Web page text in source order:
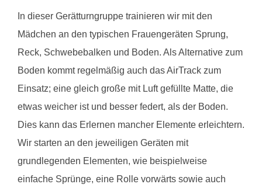
In dieser Gerätturngruppe trainieren wir mit den
Mädchen an den typischen Frauengeräten Sprung,
Reck, Schwebebalken und Boden. Als Alternative zum
Boden kommt regelmäßig auch das AirTrack zum
Einsatz; eine gleich große mit Luft gefüllte Matte, die
etwas weicher ist und besser federt, als der Boden.
Dies kann das Erlernen mancher Elemente erleichtern.
Wir starten an den jeweiligen Geräten mit
grundlegenden Elementen, wie beispielweise
einfache Sprünge, eine Rolle vorwärts sowie auch